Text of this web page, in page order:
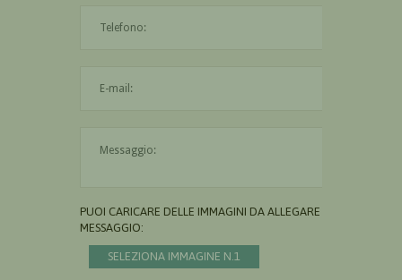
PUOI CARICARE DELLE IMMAGINI DA ALLEGARE AL
MESSAGGIO:
SELEZIONA IMMAGINE N.1